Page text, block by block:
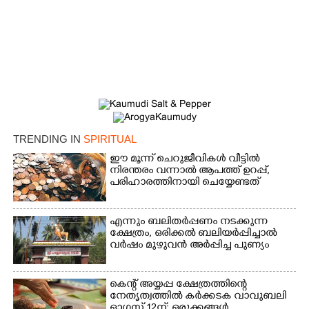
TRENDING IN SPIRITUAL
ഈ മൂന്ന് ചെറുജീവികൾ വീട്ടിൽ
നിരന്തരം വന്നാൽ ആപത്ത് ഉറപ്പ്,​
പരിഹാരത്തിനായി ചെയ്യേണ്ടത്
എന്നും ബലിതർപ്പണം നടക്കുന്ന
ക്ഷേത്രം,​ ഒരിക്കൽ ബലിയർപ്പിച്ചാൽ
വർഷം മുഴുവൻ അർപ്പിച്ച പുണ്യം
കെന്റ് അയ്യപ്പ ക്ഷേത്രത്തിന്റെ
നേതൃത്വത്തിൽ കർക്കടക വാവുബലി